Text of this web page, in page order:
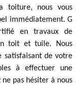
toiture, nous vous
immédiatement. G
en travaux de
toit et tuile. Nous
satisfaisant de votre
à effectuer une
pas hésiter à nous